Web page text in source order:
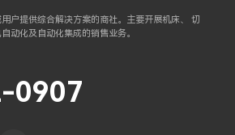
户提供综合解决方案的商社。主要开展机床、 切
动化及自动化集成的销售业务。
0907